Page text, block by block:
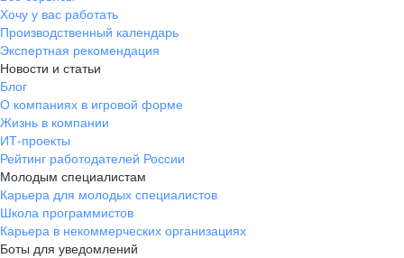
Хочу у вас работать
Производственный календарь
Экспертная рекомендация
Новости и статьи
Блог
О компаниях в игровой форме
Жизнь в компании
ИТ-проекты
Рейтинг работодателей России
Молодым специалистам
Карьера для молодых специалистов
Школа программистов
Карьера в некоммерческих организациях
Боты для уведомлений